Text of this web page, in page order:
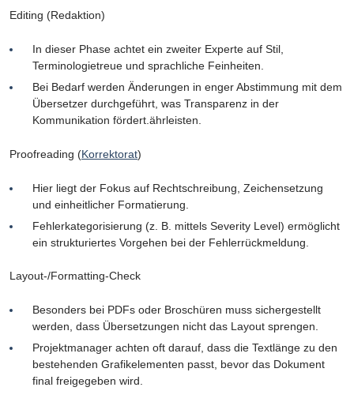
Editing (Redaktion)
In dieser Phase achtet ein zweiter Experte auf Stil,
Terminologietreue und sprachliche Feinheiten.
Bei Bedarf werden Änderungen in enger Abstimmung mit dem
Übersetzer durchgeführt, was Transparenz in der
Kommunikation fördert.ährleisten.
Proofreading (Korrektorat)
Hier liegt der Fokus auf Rechtschreibung, Zeichensetzung
und einheitlicher Formatierung.
Fehlerkategorisierung (z. B. mittels Severity Level) ermöglicht
ein strukturiertes Vorgehen bei der Fehlerrückmeldung.
Layout-/Formatting-Check
Besonders bei PDFs oder Broschüren muss sichergestellt
werden, dass Übersetzungen nicht das Layout sprengen.
Projektmanager achten oft darauf, dass die Textlänge zu den
bestehenden Grafikelementen passt, bevor das Dokument
final freigegeben wird.